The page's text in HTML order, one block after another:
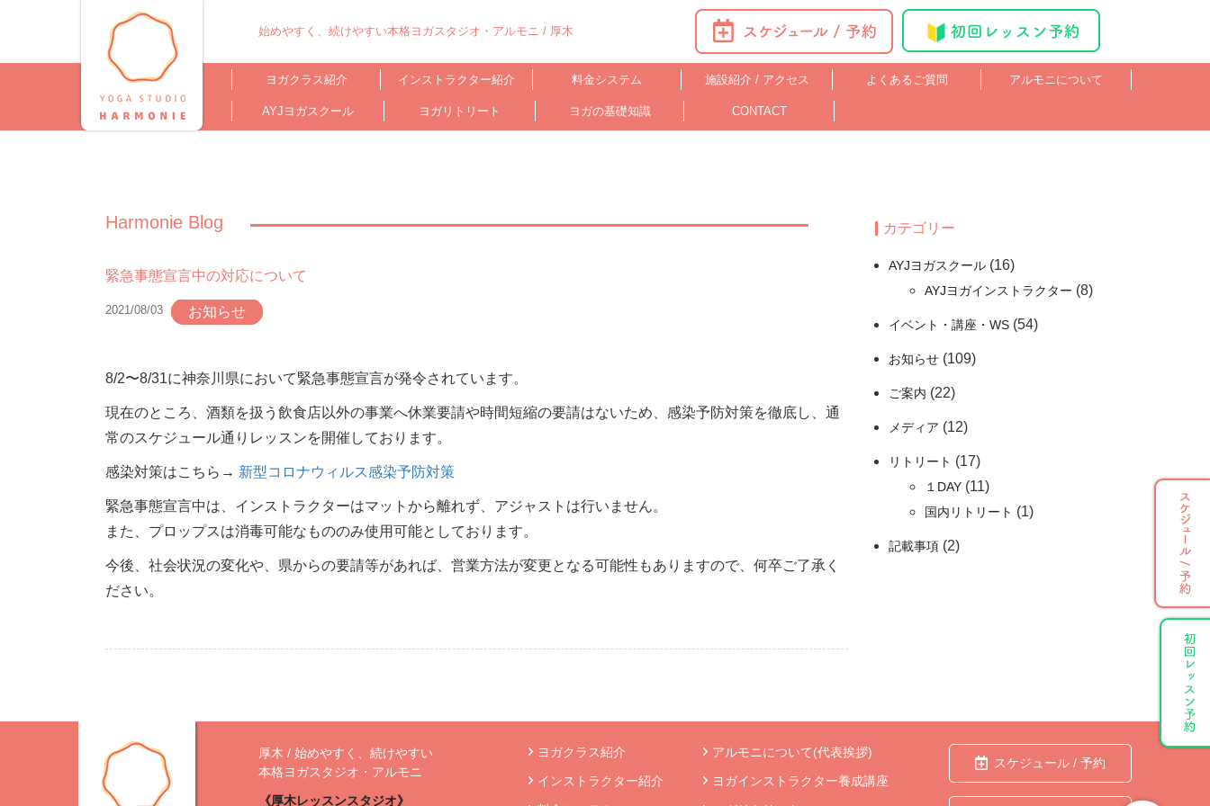
始めやすく、続けやすい本格ヨガスタジオ・アルモニ / 厚木
ヨガクラス紹介 インストラクター紹介 料金システム 施設紹介 / アクセス よくあるご質問 アルモニについて
AYJヨガスクール ヨガリトリート ヨガの基礎知識 CONTACT
Harmonie Blog
緊急事態宣言中の対応について
2021/08/03 お知らせ
8/2〜8/31に神奈川県において緊急事態宣言が発令されてい ます。
現在のところ、酒類を扱う飲食店以外の事業へ休業要請や時間短縮の要請はないため、感染予防対策を徹底し、通
常のスケジュール通 りレッスンを開催しております。
感染対策はこちら→ 新型コロナウィルス感染予防対策
緊急事態宣言中は、インストラクターはマットから離れず、アジャ ストは行いません。
また、プロップスは消毒可能なもののみ使用可能としております。
今後、社会状況の変化や、県からの要請等があれば、営業方法が変更となる可能性もありますので、何卒ご了承く
ださい。
カテゴリー
AYJヨガスクール (16)
AYJヨガインストラクター (8)
イベント・講座・WS (54)
お知らせ (109)
ご案内 (22)
メディア (12)
リトリート (17)
１DAY (11)
国内リトリート (1)
記載事項 (2)
ヨガクラス紹介
インストラクター紹介
アルモニについて(代表挨拶)
ヨガインストラクター養成講座
スケジュール / 予約
厚木 / 始めやすく、続けやすい
本格ヨガスタジオ・アルモニ
《厚木レッスンスタジオ》